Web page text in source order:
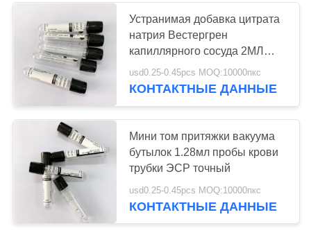
Про трубка
свертывания
38
Трубки ПТ
Устранимая добавка цитрата
натрия Вестергрен
капиллярного сосуда 2МЛ
микро- ЭСР
usd0.25-0.45pcs MOQ:10000пкс
КОНТАКТНЫЕ ДАННЫЕ
Мини том притяжки вакуума
бутылок 1.28мл пробы крови
трубки ЭСР точный
usd0.25-0.45pcs MOQ:10000пкс
КОНТАКТНЫЕ ДАННЫЕ